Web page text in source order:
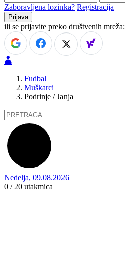
Zaboravljena lozinka? Registracija
ili se prijavite preko društvenih mreža:
Fudbal
Muškarci
Podrinje / Janja
Nedelja, 09.08.2026
0 / 20 utakmica